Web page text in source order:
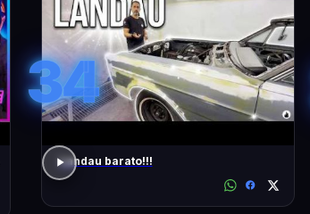
34
Landau barato!!!